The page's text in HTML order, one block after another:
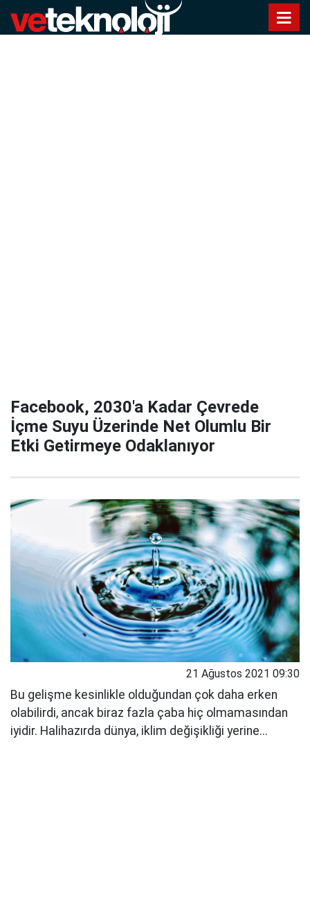
Facebook, 2030'a Kadar Çevrede
İçme Suyu Üzerinde Net Olumlu Bir
Etki Getirmeye Odaklanıyor
21 Ağustos 2021 09:30
Bu gelişme kesinlikle olduğundan çok daha erken
olabilirdi, ancak biraz fazla çaba hiç olmamasından
iyidir. Halihazırda dünya, iklim değişikliği yerine...